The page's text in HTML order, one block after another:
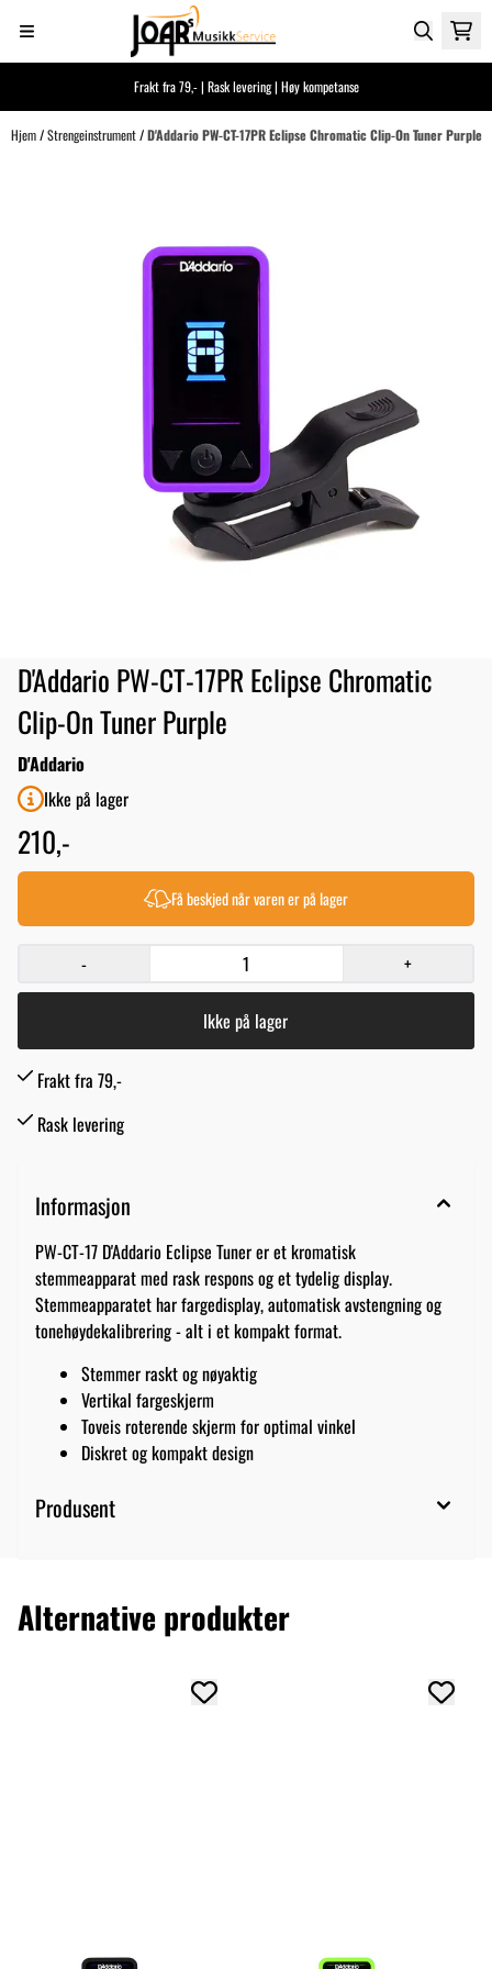
Hopp til innhold
Frakt fra 79,- | Rask levering | Høy kompetanse
Hjem/Strengeinstrument/D'Addario PW-CT-17PR Eclipse Chromatic Clip-On Tuner Purple
D'Addario PW-CT-17PR Eclipse Chromatic
Clip-On Tuner Purple
D'Addario
Ikke på lager
210,-
Få beskjed når varen er på lager
- +
Ikke på lager
Frakt fra 79,-
Rask levering
Informasjon
PW-CT-17 D'Addario Eclipse Tuner er et kromatisk
stemmeapparat med rask respons og et tydelig display.
Stemmeapparatet har fargedisplay, automatisk avstengning og
tonehøydekalibrering - alt i et kompakt format.
Stemmer raskt og nøyaktig
Vertikal fargeskjerm
Toveis roterende skjerm for optimal vinkel
Diskret og kompakt design
Produsent
Alternative produkter